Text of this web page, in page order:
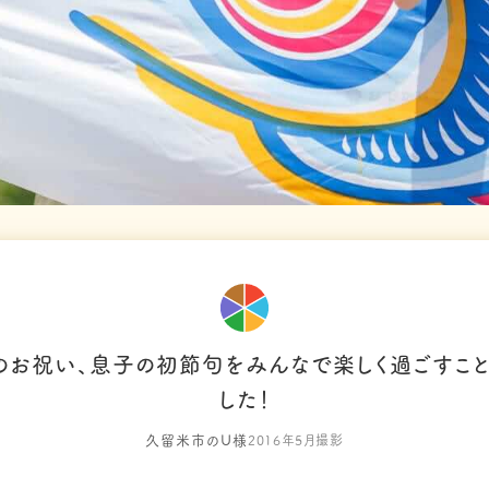
祝い、息子の初節句をみんなで楽しく過ごすこ
した！
久留米市のU様 2016年5月撮影